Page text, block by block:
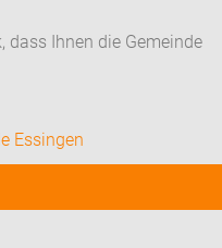
dass Ihnen die Gemeinde
Essingen